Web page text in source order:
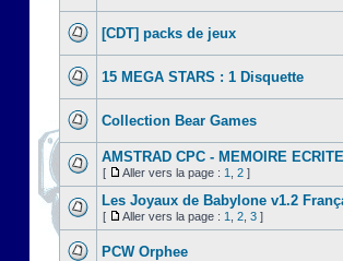
[CDT] packs de jeux
15 MEGA STARS : 1 Disquette
Collection Bear Games
AMSTRAD CPC - MEMOIRE
[ Aller vers la page : 1 2 ]
Les Joyaux de Babylone v1.2
[ Aller vers la page : 1 2 3 ]
PCW Orphee